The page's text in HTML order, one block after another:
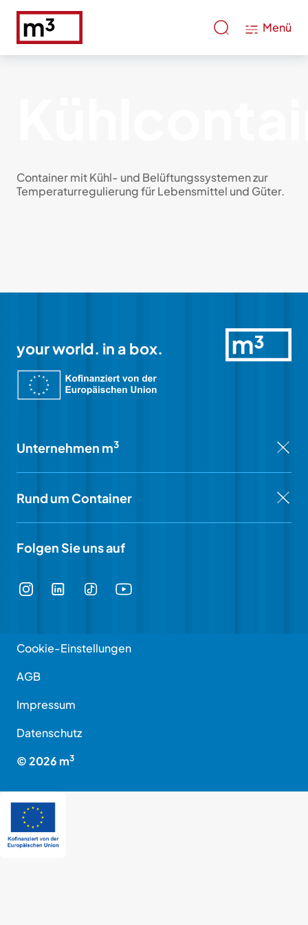
Menü
Container mit Kühl- und Belüftungssystemen zur
Temperaturregulierung für Lebensmittel und Güter.
your world. in a box.
Unternehmen m3
Rund um Container
Folgen Sie uns auf
©2026 m3
Cookie-Einstellungen
AGB
Impressum
Datenschutz